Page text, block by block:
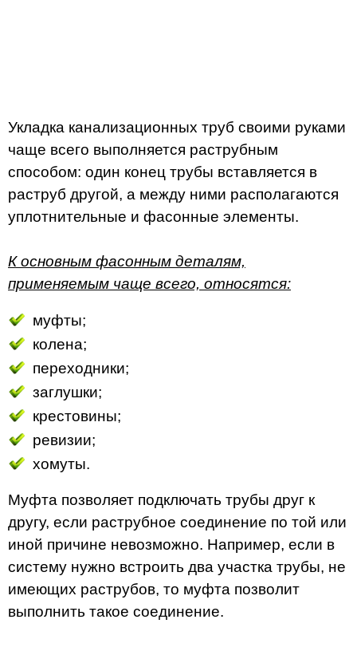
Укладка канализационных труб своими руками
чаще всего выполняется раструбным
способом: один конец трубы вставляется в
раструб другой, а между ними располагаются
уплотнительные и фасонные элементы.
К основным фасонным деталям,
применяемым чаще всего, относятся:
муфты;
колена;
переходники;
заглушки;
крестовины;
ревизии;
хомуты.
Муфта позволяет подключать трубы друг к
другу, если раструбное соединение по той или
иной причине невозможно. Например, если в
систему нужно встроить два участка трубы, не
имеющих раструбов, то муфта позволит
выполнить такое соединение.